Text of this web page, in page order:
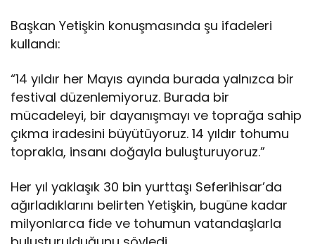
Başkan Yetişkin konuşmasında şu ifadeleri
kullandı:
“14 yıldır her Mayıs ayında burada yalnızca bir
festival düzenlemiyoruz. Burada bir
mücadeleyi, bir dayanışmayı ve toprağa sahip
çıkma iradesini büyütüyoruz. 14 yıldır tohumu
toprakla, insanı doğayla buluşturuyoruz.”
Her yıl yaklaşık 30 bin yurttaşı Seferihisar’da
ağırladıklarını belirten Yetişkin, bugüne kadar
milyonlarca fide ve tohumun vatandaşlarla